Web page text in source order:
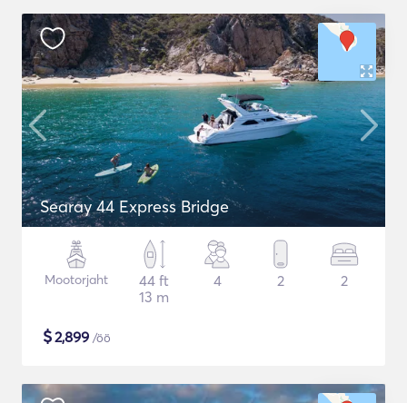
Searay 44 Express Bridge
Mootorjaht
44 ft
13 m
4 2 2
$2,899 /öö